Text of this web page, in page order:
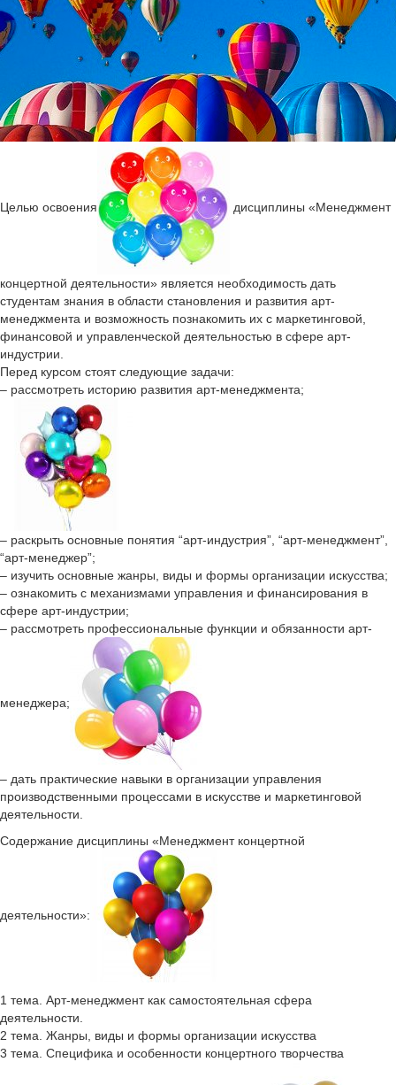
Целью освоения дисциплины «Менеджмент
концертной деятельности» является необходимость дать
студентам знания в области становления и развития арт-
менеджмента и возможность познакомить их с маркетинговой,
финансовой и управленческой деятельностью в сфере арт-
индустрии.
Перед курсом стоят следующие задачи:
– рассмотреть историю развития арт-менеджмента;
– раскрыть основные понятия “арт-индустрия”, “арт-менеджмент”,
“арт-менеджер”;
– изучить основные жанры, виды и формы организации искусства;
– ознакомить с механизмами управления и финансирования в
сфере арт-индустрии;
– рассмотреть профессиональные функции и обязанности арт-
менеджера;
– дать практические навыки в организации управления
производственными процессами в искусстве и маркетинговой
деятельности.
Содержание дисциплины «Менеджмент концертной
деятельности»:
1 тема. Арт-менеджмент как самостоятельная сфера
деятельности.
2 тема. Жанры, виды и формы организации искусства
3 тема. Специфика и особенности концертного творчества